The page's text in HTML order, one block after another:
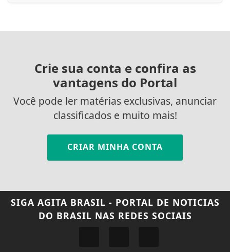
Crie sua conta e confira as
vantagens do Portal
Você pode ler matérias exclusivas, anunciar
classificados e muito mais!
CRIAR MINHA CONTA
SIGA AGITA BRASIL - PORTAL DE NOTICIAS
DO BRASIL NAS REDES SOCIAIS